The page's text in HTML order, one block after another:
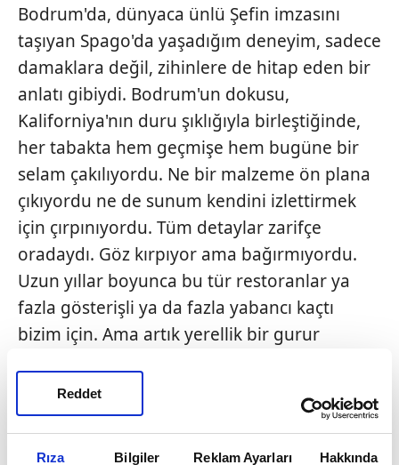
Rıza Bilgiler Reklam Ayarları Hakkında
Reddet
Bodrum'da, dünyaca ünlü Şefin imzasını
taşıyan Spago'da yaşadığım deneyim, sadece
damaklara değil, zihinlere de hitap eden bir
anlatı gibiydi. Bodrum'un dokusu,
Kaliforniya'nın duru şıklığıyla birleştiğinde,
her tabakta hem geçmişe hem bugüne bir
selam çakılıyordu. Ne bir malzeme ön plana
çıkıyordu ne de sunum kendini izlettirmek
için çırpınıyordu. Tüm detaylar zarifçe
oradaydı. Göz kırpıyor ama bağırmıyordu.
Uzun yıllar boyunca bu tür restoranlar ya
fazla gösterişli ya da fazla yabancı kaçtı
bizim için. Ama artık yerellik bir gurur
her yabancı el dokunuşu, yerel malzemeyle
daha eşit bir ilişki kuruyor.